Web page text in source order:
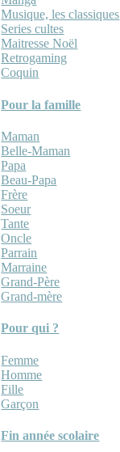
Musique, les classiques
Series cultes
Maitresse Noël
Retrogaming
Coquin
Pour la famille
Maman
Belle-Maman
Papa
Beau-Papa
Frère
Soeur
Tante
Oncle
Parrain
Marraine
Grand-Père
Grand-mère
Pour qui ?
Femme
Homme
Fille
Garçon
Fin année scolaire